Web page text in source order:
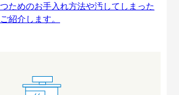
ためのお手入れ方法や汚してしまった
紹介します。